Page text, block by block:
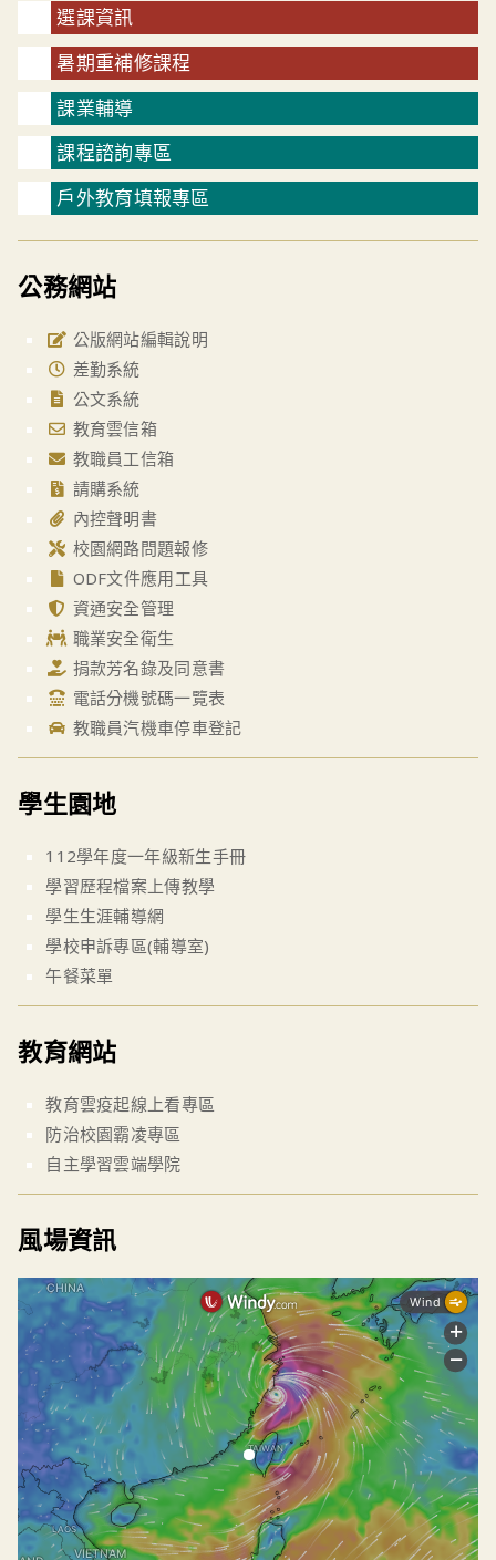
選課資訊
暑期重補修課程
課業輔導
課程諮詢專區
戶外教育填報專區
公務網站
公版網站編輯說明
差勤系統
公文系統
教育雲信箱
教職員工信箱
請購系統
內控聲明書
校園網路問題報修
ODF文件應用工具
資通安全管理
職業安全衛生
捐款芳名錄及同意書
電話分機號碼一覽表
教職員汽機車停車登記
學生園地
112學年度一年級新生手冊
學習歷程檔案上傳教學
學生生涯輔導網
學校申訴專區(輔導室)
午餐菜單
教育網站
教育雲疫起線上看專區
防治校園霸凌專區
自主學習雲端學院
風場資訊